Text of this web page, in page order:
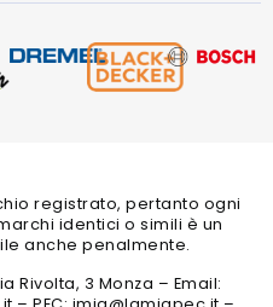
registrato, pertanto ogni
identici o simili è un
anche penalmente.
Rivolta, 3 Monza – Email: